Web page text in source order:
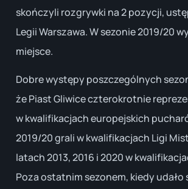
skończyli rozgrywki na 2 pozycji,
Legii Warszawa. W sezonie 2019/20
miejsce.
Dobre występy poszczególnych
że Piast Gliwice czterokrotnie
w kwalifikacjach europejskich
2019/20 grali w kwalifikacjach Ligi
latach 2013, 2016 i 2020 w
Poza ostatnim sezonem, kiedy udało